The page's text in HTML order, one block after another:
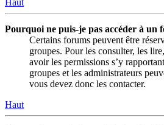
Pourquoi ne puis-je pas accéder à un
Certains forums peuvent être
groupes. Pour les consulter, les
avoir les permissions s’y
groupes et les administrateurs
vous devez donc les contacter.
Haut